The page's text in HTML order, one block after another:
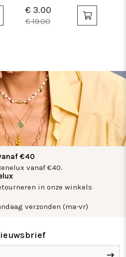
letter M met
steentjes
€ 3.00
€ 19.00
€40
vanaf €40.
in onze winkels
verzonden (ma-vr)